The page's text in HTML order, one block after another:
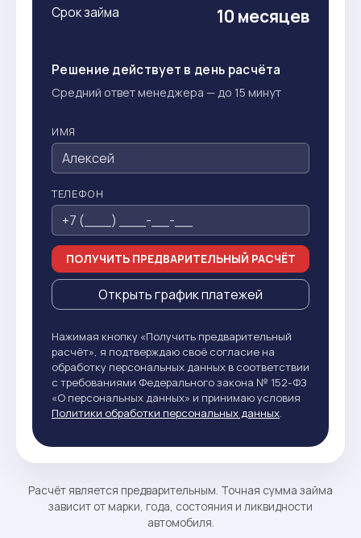
Срок займа 10 месяцев
Решение действует в день расчёта
Средний ответ менеджера — до 15 минут
ИМЯ
ТЕЛЕФОН
ПОЛУЧИТЬ ПРЕДВАРИТЕЛЬНЫЙ РАСЧЁТ
Открыть график платежей
Нажимая кнопку «Получить предварительный
расчёт», я подтверждаю своё согласие на
обработку персональных данных в соответствии
с требованиями Федерального закона № 152-ФЗ
«О персональных данных» и принимаю условия
Политики обработки персональных данных.
Расчёт является предварительным. Точная сумма займа
зависит от марки, года, состояния и ликвидности
автомобиля.